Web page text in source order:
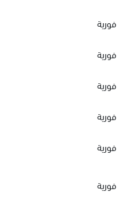
فورية
فورية
فورية
فورية
فورية
فورية